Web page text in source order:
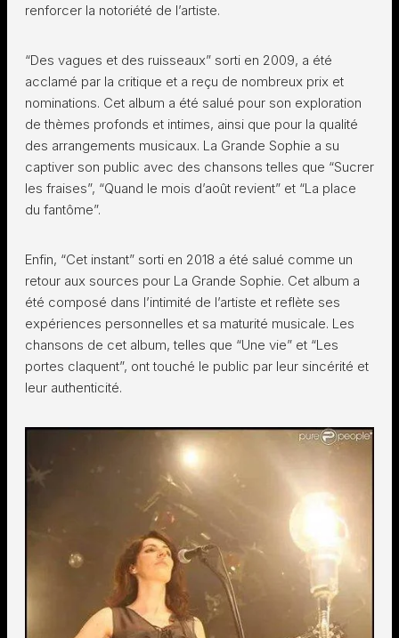
renforcer la notoriété de l’artiste.
“Des vagues et des ruisseaux” sorti en 2009, a été
acclamé par la critique et a reçu de nombreux prix et
nominations. Cet album a été salué pour son exploration
de thèmes profonds et intimes, ainsi que pour la qualité
des arrangements musicaux. La Grande Sophie a su
captiver son public avec des chansons telles que “Sucrer
les fraises”, “Quand le mois d’août revient” et “La place
du fantôme”.
Enfin, “Cet instant” sorti en 2018 a été salué comme un
retour aux sources pour La Grande Sophie. Cet album a
été composé dans l’intimité de l’artiste et reflète ses
expériences personnelles et sa maturité musicale. Les
chansons de cet album, telles que “Une vie” et “Les
portes claquent”, ont touché le public par leur sincérité et
leur authenticité.